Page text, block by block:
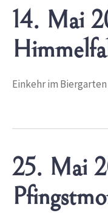
14. Mai
Einkehr im
25. Mai